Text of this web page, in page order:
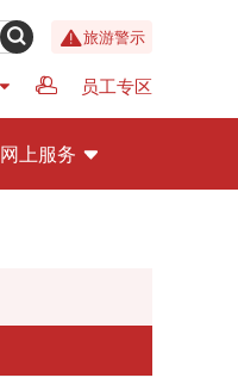
旅游警示
员工专区
网上服务